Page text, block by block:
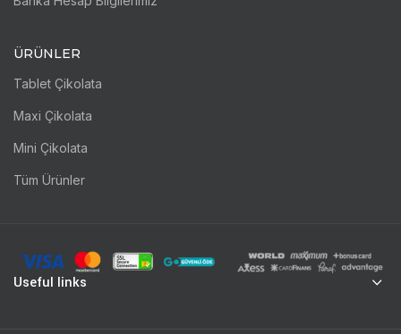
ÜRÜNLER
Tablet Çikolata
Maxi Çikolata
Mini Çikolata
Tüm Ürünler
Useful links